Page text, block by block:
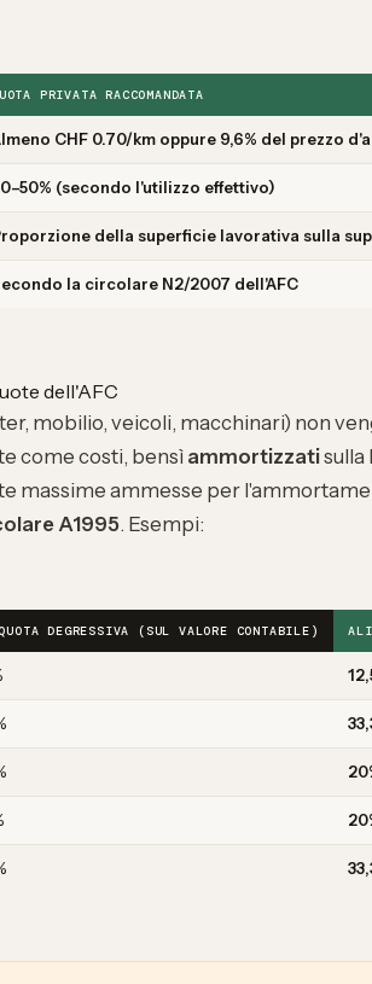
PRIVATA RACCOMANDATA
CHF 0.70/km oppure 9,6% del prezzo
(secondo l'utilizzo effettivo)
della superficie lavorativa sulla
la circolare N2/2007 dell'AFC
dell'AFC
mobilio, veicoli, macchinari) non
come costi, bensì ammortizzatisulla
massime ammesse per
A1995. Esempi:
DEGRESSIVA (SUL VALORE CONTABILE)